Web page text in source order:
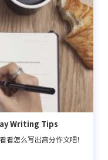
Writing Tips
看怎么写出高分作文吧！